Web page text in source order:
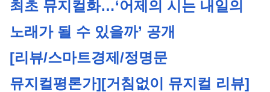
최초 뮤지컬화…‘어제의 시는 내일의
노래가 될 수 있을까’ 공개
[리뷰/스마트경제/정명문
뮤지컬평론가][거침없이 뮤지컬 리뷰]